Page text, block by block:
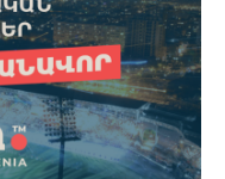
1250 դրամից։
վճարը։